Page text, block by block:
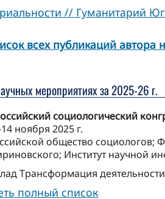
// Гуманитарий
всех публикаций автора
мероприятиях за 2025-26 г.
социологический
ноября 2025 г.
общество социологов;
Институт научной
Трансформация
полный список